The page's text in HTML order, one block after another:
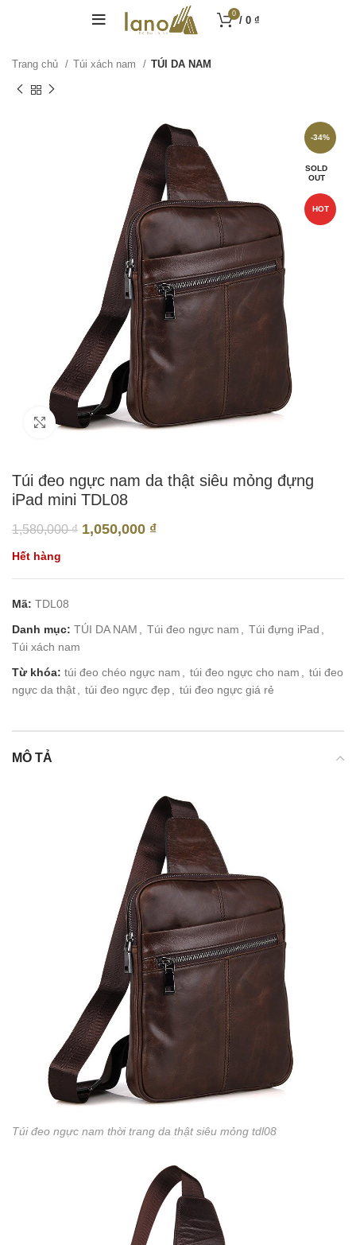
0
/ 0 ₫
Trang chủ Túi xách nam TÚI DA NAM
-34%
SOLD
OUT
HOT
Click to enlarge
Túi đeo ngực nam da thật siêu mỏng đựng
iPad mini TDL08
1,580,000₫ 1,050,000 ₫
Hết hàng
Mã: TDL08
Danh mục: TÚI DA NAM Túi đeo ngực nam Túi đựng iPad
Túi xách nam
Từ khóa: túi đeo chéo ngực nam túi đeo ngực cho nam
túi đeo
ngực da thật
túi đeo ngực đẹp túi đeo ngực giá rẻ
MÔ TẢ
Túi đeo ngực nam thời trang da thật siêu mỏng tdl08